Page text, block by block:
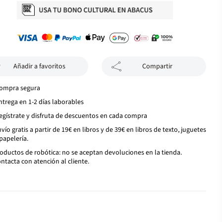
Añadir a favoritos Compartir
segura
en 1-2 días laborables
y disfruta de descuentos en cada compra
gratis a partir de 19€ en libros y de 39€ en libros de texto, juguetes
de robótica: no se aceptan devoluciones en la tienda.
con atención al cliente.